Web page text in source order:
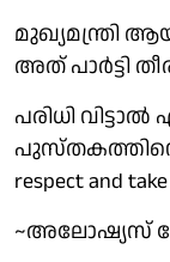
മുഖ്യമന്ത്രി
അത് പാർട്ടി
പരിധി
respect and
~അലോഷ്യസ്